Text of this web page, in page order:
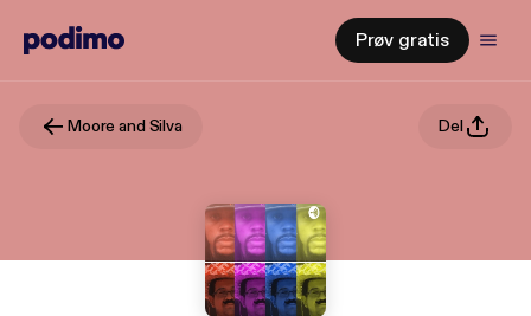
Prøv gratis
Moore and Silva Del